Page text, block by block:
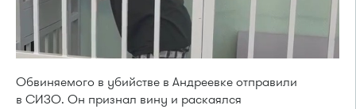
Обвиняемого в убийстве в Андреевке отправили
в СИЗО. Он признал вину и раскаялся